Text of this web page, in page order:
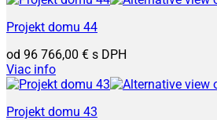
Projekt domu 44
96 766,00 €
Viac info
Projekt domu 43